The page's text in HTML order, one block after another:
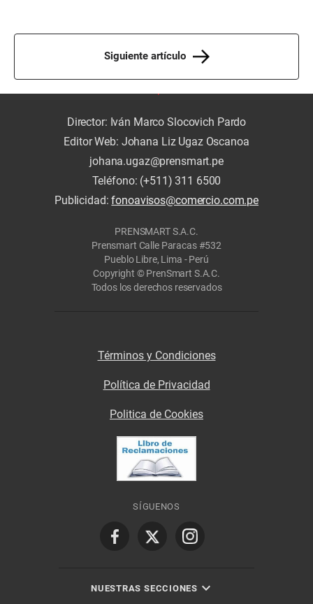
Siguiente artículo
Director: Iván Marco Slocovich Pardo
Editor Web: Johana Liz Ugaz Oscanoa
johana.ugaz@prensmart.pe
Teléfono: (+511) 311 6500
Publicidad:fonoavisos@comercio.com.pe
PRENSMART S.A.C.
Prensmart Calle Paracas #532
Pueblo Libre, Lima - Perú
Copyright © PrenSmart S.A.C.
Todos los derechos reservados
Términos y Condiciones
Política de Privacidad
Politica de Cookies
SÍGUENOS
NUESTRAS SECCIONES